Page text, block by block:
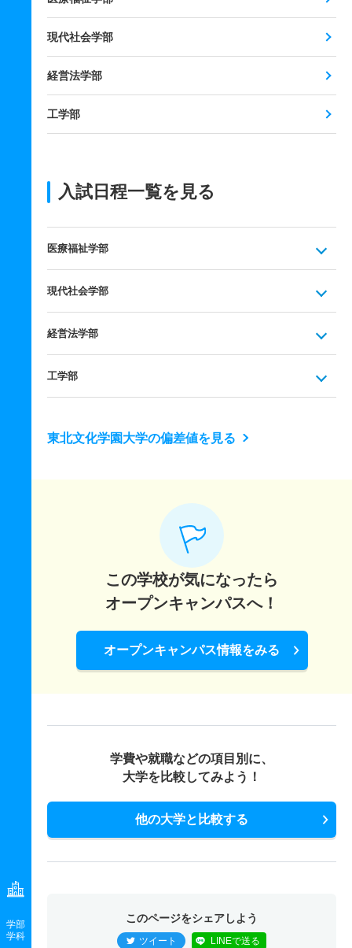
学部
学科
現代社会学部
経営法学部
工学部
入試日程一覧を見る
医療福祉学部
現代社会学部
経営法学部
工学部
東北文化学園大学の偏差値を見る
この学校が気になったら
オープンキャンパスへ！
オープンキャンパス情報をみる
学費や就職などの項目別に、
大学を比較してみよう！
他の大学と比較する
このページをシェアしよう
ツイート LINEで送る